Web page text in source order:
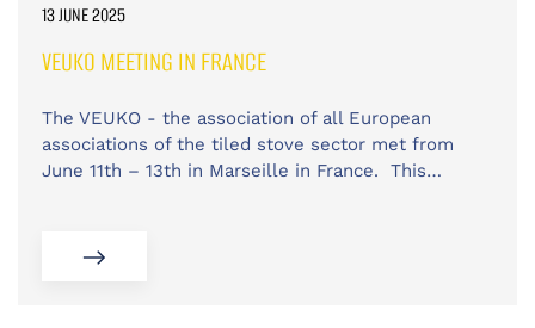
13 JUNE 2025
VEUKO MEETING IN FRANCE
The VEUKO - the association of all European
associations of the tiled stove sector met from
June 11th – 13th in Marseille in France. This…